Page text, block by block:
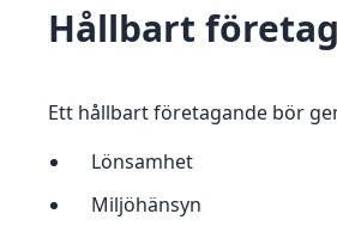
Hållbart
Ett hållbart företagande bör
Lönsamhet
Miljöhänsyn